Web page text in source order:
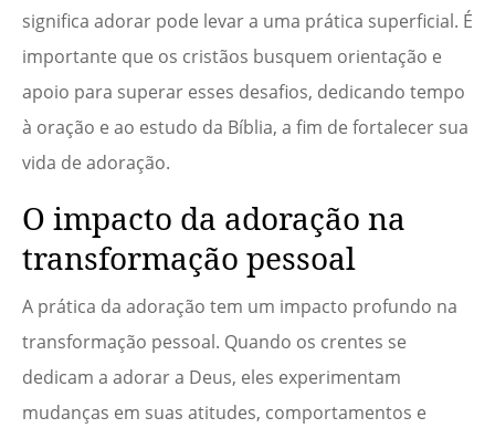
significa adorar pode levar a uma prática superficial. É
importante que os cristãos busquem orientação e
apoio para superar esses desafios, dedicando tempo
à oração e ao estudo da Bíblia, a fim de fortalecer sua
vida de adoração.
O impacto da adoração na
transformação pessoal
A prática da adoração tem um impacto profundo na
transformação pessoal. Quando os crentes se
dedicam a adorar a Deus, eles experimentam
mudanças em suas atitudes, comportamentos e